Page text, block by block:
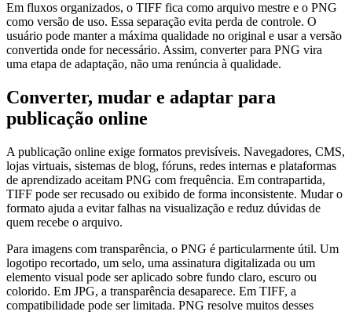
Em fluxos organizados, o TIFF fica como arquivo mestre e o PNG
como versão de uso. Essa separação evita perda de controle. O
usuário pode manter a máxima qualidade no original e usar a versão
convertida onde for necessário. Assim, converter para PNG vira
uma etapa de adaptação, não uma renúncia à qualidade.
Converter, mudar e adaptar para
publicação online
A publicação online exige formatos previsíveis. Navegadores, CMS,
lojas virtuais, sistemas de blog, fóruns, redes internas e plataformas
de aprendizado aceitam PNG com frequência. Em contrapartida,
TIFF pode ser recusado ou exibido de forma inconsistente. Mudar o
formato ajuda a evitar falhas na visualização e reduz dúvidas de
quem recebe o arquivo.
Para imagens com transparência, o PNG é particularmente útil. Um
logotipo recortado, um selo, uma assinatura digitalizada ou um
elemento visual pode ser aplicado sobre fundo claro, escuro ou
colorido. Em JPG, a transparência desaparece. Em TIFF, a
compatibilidade pode ser limitada. PNG resolve muitos desses